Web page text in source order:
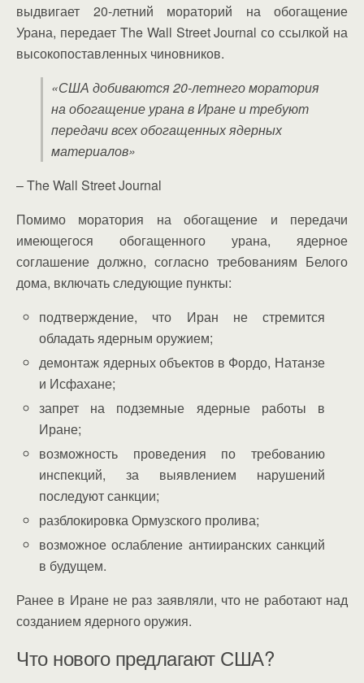
выдвигает 20-летний мораторий на обогащение
Урана, передает The Wall Street Journal со ссылкой на
высокопоставленных чиновников.
«США добиваются 20-летнего моратория
на обогащение урана в Иране и требуют
передачи всех обогащенных ядерных
материалов»
– The Wall Street Journal
Помимо моратория на обогащение и передачи
имеющегося обогащенного урана, ядерное
соглашение должно, согласно требованиям Белого
дома, включать следующие пункты:
подтверждение, что Иран не стремится
обладать ядерным оружием;
демонтаж ядерных объектов в Фордо, Натанзе
и Исфахане;
запрет на подземные ядерные работы в
Иране;
возможность проведения по требованию
инспекций, за выявлением нарушений
последуют санкции;
разблокировка Ормузского пролива;
возможное ослабление антииранских санкций
в будущем.
Ранее в Иране не раз заявляли, что не работают над
созданием ядерного оружия.
Что нового предлагают США?